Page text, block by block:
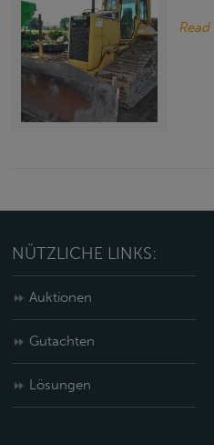
NÜTZLICHE LINKS:
Auktionen
Gutachten
Lösungen